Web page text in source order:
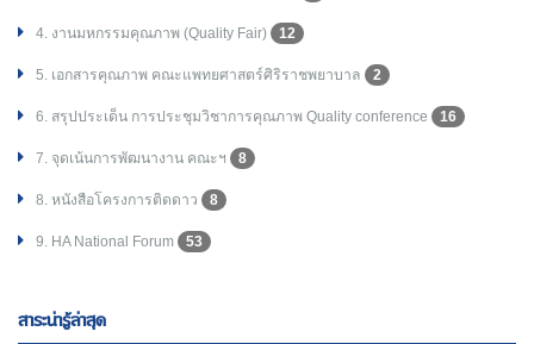
4. งานมหกรรมคุณภาพ (Quality Fair) 12
5. เอกสารคุณภาพ คณะแพทยศาสตร์ศิริราชพยาบาล 2
6. สรุปประเด็น การประชุมวิชาการคุณภาพ Quality conference 16
7. จุดเน้นการพัฒนางาน คณะฯ 8
8. หนังสือโครงการติดดาว 8
9. HA National Forum 53
สาระน่ารู้ล่าสุด